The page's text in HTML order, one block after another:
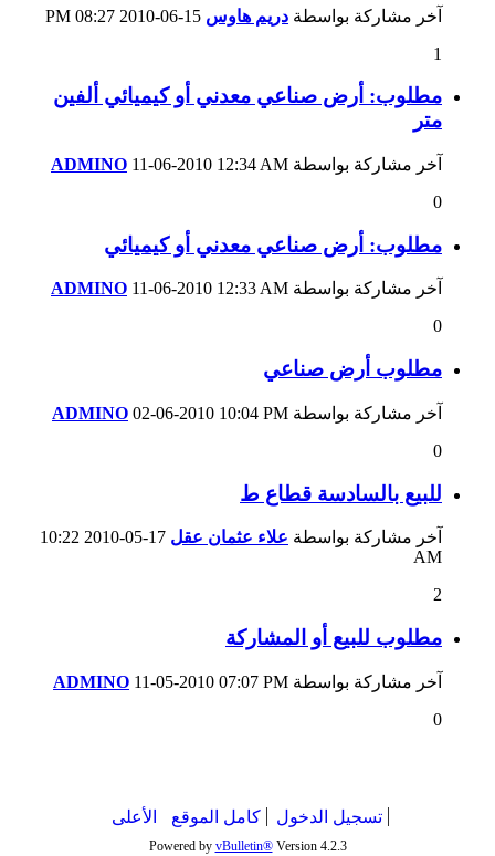
آخر مشاركة بواسطة دريم هاوس
08:27 PM
1
مطلوب: أرض صناعي معدني أو كيميائي ألفين
متر
آخر مشاركة بواسطة ADMINO 11-06-2010 12:34 AM
0
مطلوب: أرض صناعي معدني أو كيميائي
آخر مشاركة بواسطة ADMINO 11-06-2010 12:33 AM
0
مطلوب أرض صناعي
آخر مشاركة بواسطة ADMINO 02-06-2010 10:04 PM
0
للبيع بالسادسة قطاع ط
آخر مشاركة بواسطة علاء عثمان عقل
10:22
AM
2
مطلوب للبيع أو المشاركة
آخر مشاركة بواسطة ADMINO 11-05-2010 07:07 PM
0
تسجيل الدخول كامل الموقع الأعلى
Powered by vBulletin®Version 4.2.3